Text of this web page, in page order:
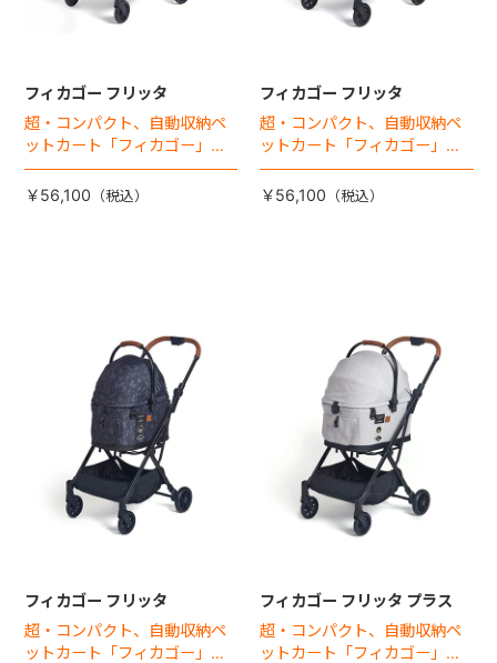
フィカゴー フリッタ
超・コンパクト、自動収納ペ
ットカート「フィカゴー」に
キャビン着脱タイプが新登
場！
￥56,100
フィカゴー フリッタ
超・コンパクト、自動収納ペ
ットカート「フィカゴー」に
キャビン着脱タイプが新登
場！
￥56,100
フィカゴー フリッタ
超・コンパクト、自動収納ペ
ットカート「フィカゴー」に
フィカゴー フリッタ プラス
超・コンパクト、自動収納ペ
ットカート「フィカゴー」に